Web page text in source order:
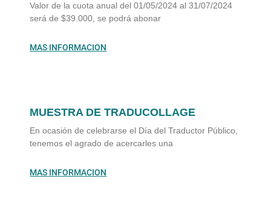
Valor de la cuota anual del 01/05/2024 al 31/07/2024
será de $39.000, se podrá abonar
MAS INFORMACION
MUESTRA DE TRADUCOLLAGE
En ocasión de celebrarse el Día del Traductor Público,
tenemos el agrado de acercarles una
MAS INFORMACION